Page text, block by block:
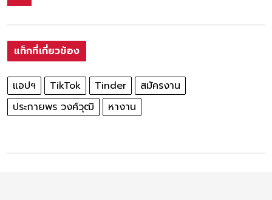
แท็กที่เกี่ยวข้อง
แอปฯ TikTok Tinder
สมัครงาน
ประกายพร วงศ์วุฒิ
หางาน